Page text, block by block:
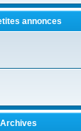
annonces
Archives